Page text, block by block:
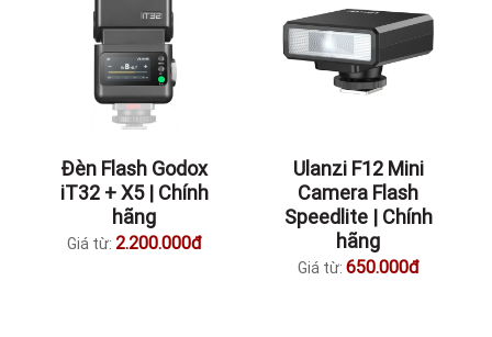
Đèn Flash Godox
iT32 + X5 | Chính
hãng
Giá từ: 2.200.000đ
Ulanzi F12 Mini
Camera Flash
Speedlite | Chính
hãng
Giá từ: 650.000đ